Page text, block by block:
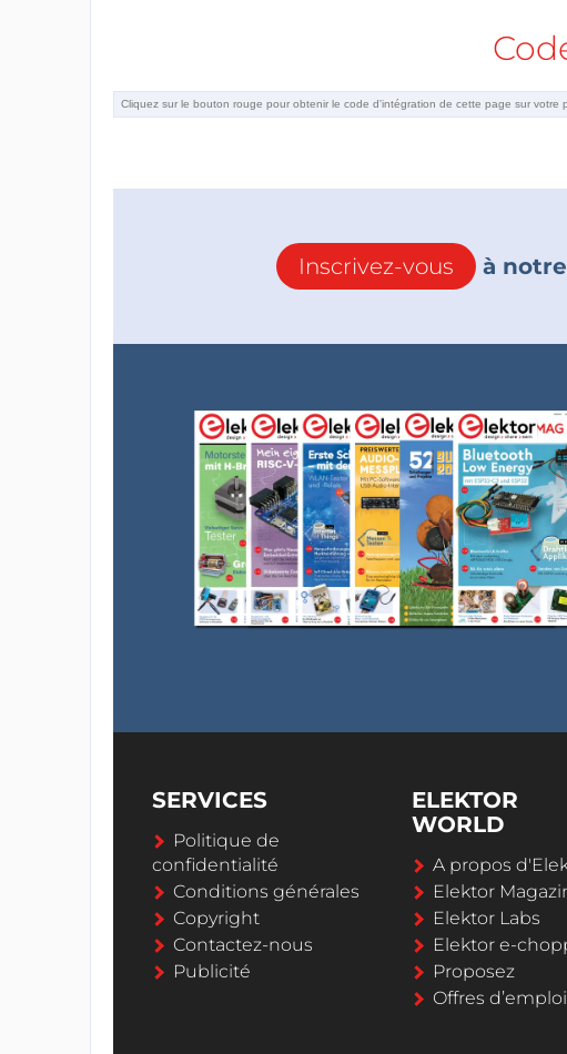
Inscrivez-vous à
SERVICES
Politique de
confidentialité
Conditions générales
Copyright
Contactez-nous
Publicité
ELEKTOR
WORLD
A propos
Elektor
Elektor Labs
Elektor e-
Proposez
Offres d’emploi